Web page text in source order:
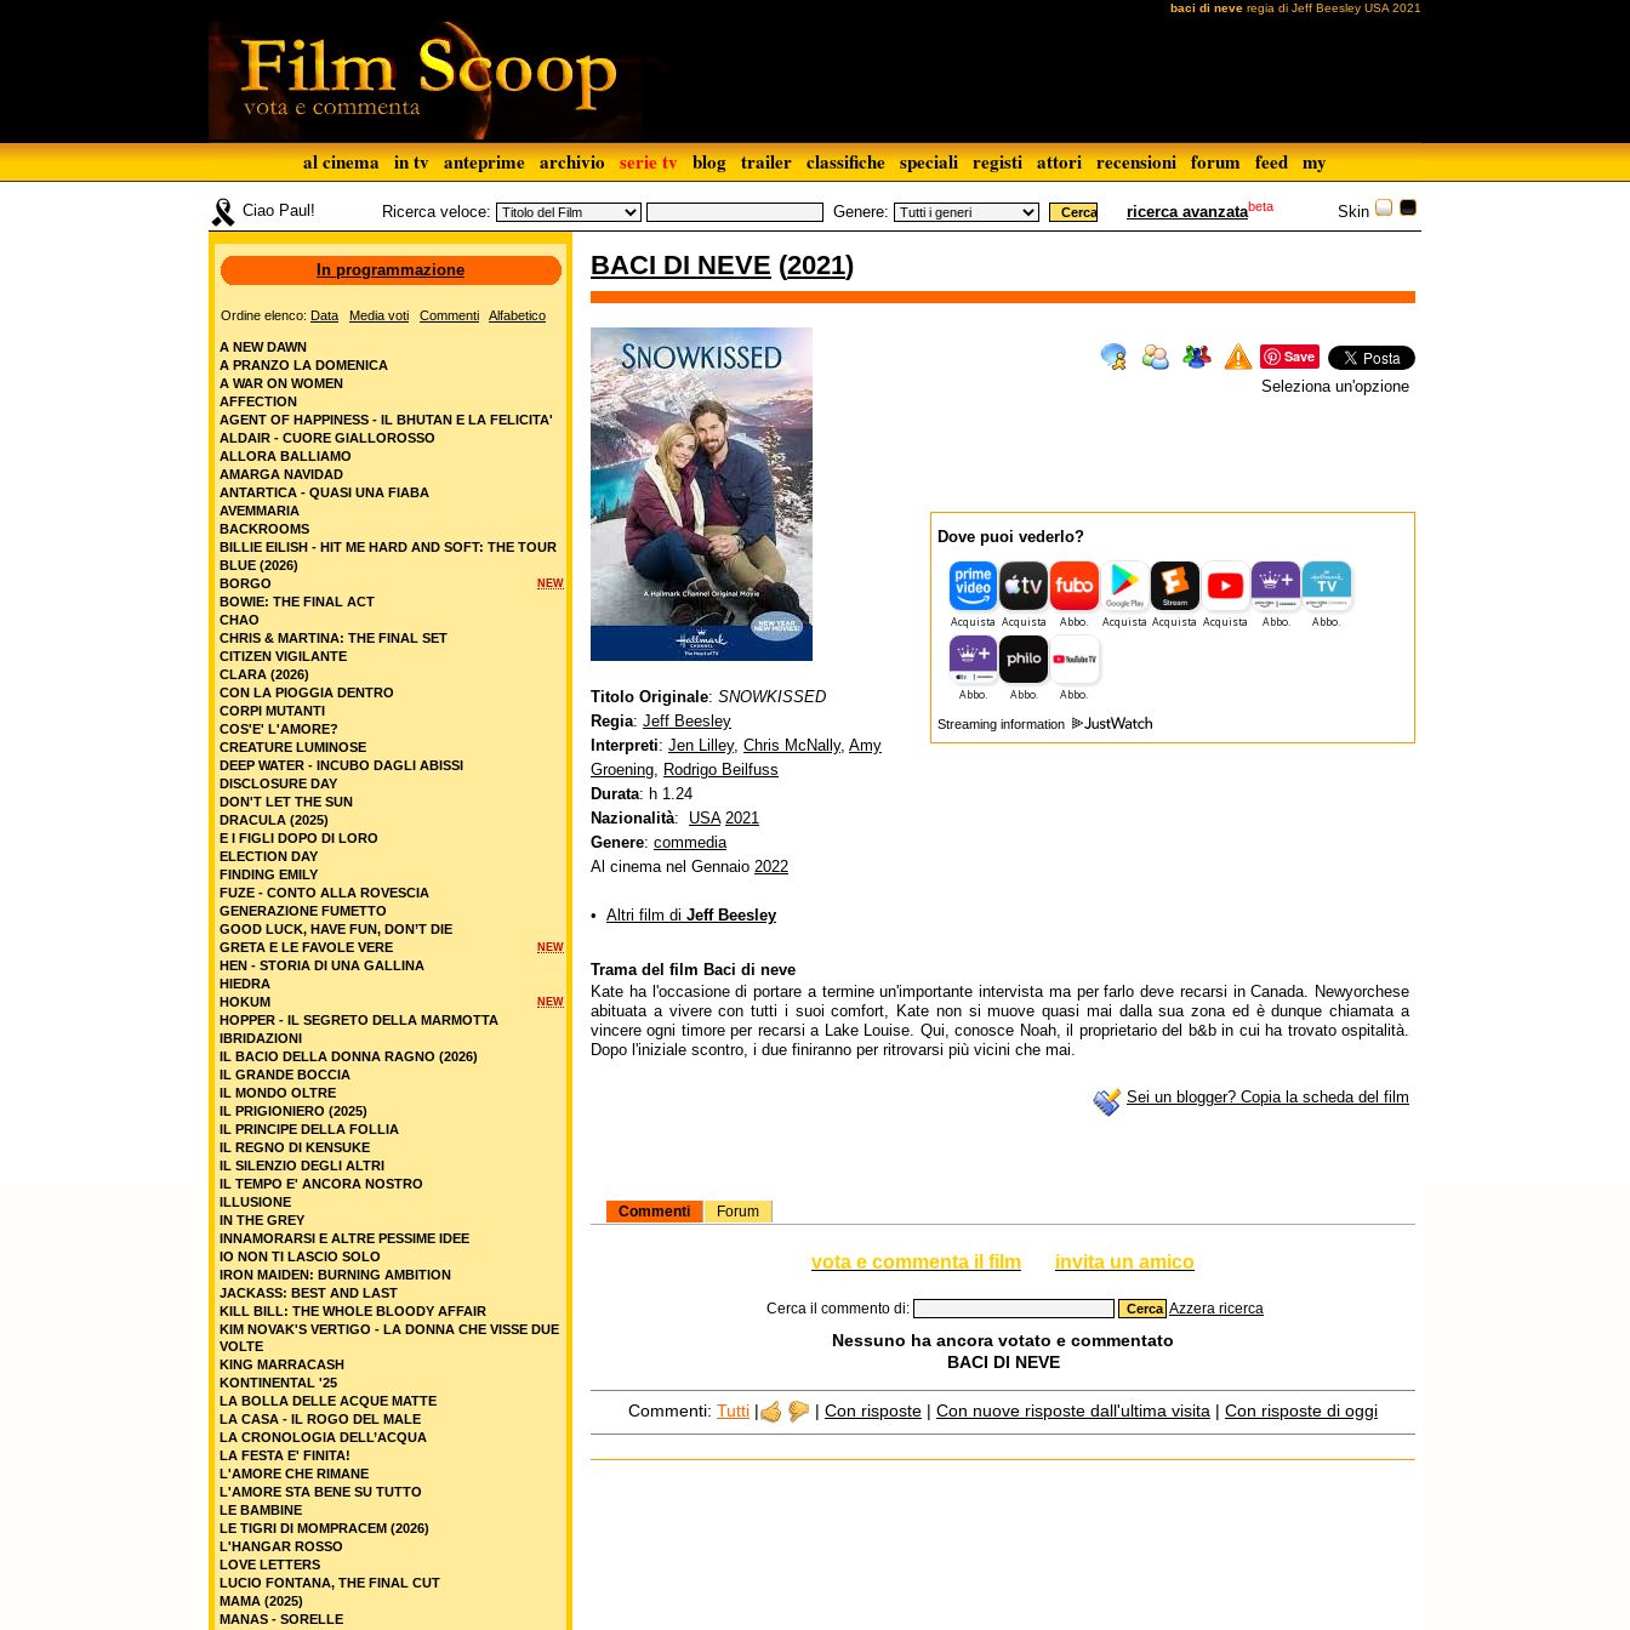
baci di neve regia di Jeff Beesley USA 2021
al cinema in tv anteprime archivio serie tv blog trailer classifiche speciali registi attori recensioni forum feed my
Skin
Ciao Paul! Ricerca veloce: Genere: ricerca avanzatabeta
BACI DI NEVE (2021)
Save
Seleziona un'opzione
Dove puoi vederlo?
Streaming information
Titolo Originale: SNOWKISSED
Regia: Jeff Beesley
Interpreti: Jen Lilley, Chris McNally, Amy
Groening, Rodrigo Beilfuss
Durata: h 1.24
Nazionalità: USA 2021
Genere: commedia
Al cinema nel Gennaio 2022
• Altri film di Jeff Beesley
Trama del film Baci di neve
Kate ha l'occasione di portare a termine un'importante intervista ma per farlo deve recarsi in Canada. Newyorchese
abituata a vivere con tutti i suoi comfort, Kate non si muove quasi mai dalla sua zona ed è dunque chiamata a
vincere ogni timore per recarsi a Lake Louise. Qui, conosce Noah, il proprietario del b&b in cui ha trovato ospitalità.
Dopo l'iniziale scontro, i due finiranno per ritrovarsi più vicini che mai.
Sei un blogger? Copia la scheda del film
Commenti Forum
vota e commenta il film invita un amico
Cerca il commento di: Azzera ricerca
Nessuno ha ancora votato e commentato
BACI DI NEVE
Commenti: Tutti | | Con risposte | Con nuove risposte dall'ultima visita | Con risposte di oggi
In programmazione
Ordine elenco: Data Media voti Commenti Alfabetico
A NEW DAWN
A PRANZO LA DOMENICA
A WAR ON WOMEN
AFFECTION
AGENT OF HAPPINESS - IL BHUTAN E LA FELICITA'
ALDAIR - CUORE GIALLOROSSO
ALLORA BALLIAMO
AMARGA NAVIDAD
ANTARTICA - QUASI UNA FIABA
AVEMMARIA
BACKROOMS
BILLIE EILISH - HIT ME HARD AND SOFT: THE TOUR
BLUE (2026)
NEW
BORGO
BOWIE: THE FINAL ACT
CHAO
CHRIS & MARTINA: THE FINAL SET
CITIZEN VIGILANTE
CLARA (2026)
CON LA PIOGGIA DENTRO
CORPI MUTANTI
COS'E' L'AMORE?
CREATURE LUMINOSE
DEEP WATER - INCUBO DAGLI ABISSI
DISCLOSURE DAY
DON'T LET THE SUN
DRACULA (2025)
E I FIGLI DOPO DI LORO
ELECTION DAY
FINDING EMILY
FUZE - CONTO ALLA ROVESCIA
GENERAZIONE FUMETTO
GOOD LUCK, HAVE FUN, DON’T DIE
NEW
GRETA E LE FAVOLE VERE
HEN - STORIA DI UNA GALLINA
HIEDRA
NEW
HOKUM
HOPPER - IL SEGRETO DELLA MARMOTTA
IBRIDAZIONI
IL BACIO DELLA DONNA RAGNO (2026)
IL GRANDE BOCCIA
IL MONDO OLTRE
IL PRIGIONIERO (2025)
IL PRINCIPE DELLA FOLLIA
IL REGNO DI KENSUKE
IL SILENZIO DEGLI ALTRI
IL TEMPO E' ANCORA NOSTRO
ILLUSIONE
IN THE GREY
INNAMORARSI E ALTRE PESSIME IDEE
IO NON TI LASCIO SOLO
IRON MAIDEN: BURNING AMBITION
JACKASS: BEST AND LAST
KILL BILL: THE WHOLE BLOODY AFFAIR
KIM NOVAK'S VERTIGO - LA DONNA CHE VISSE DUE
VOLTE
KING MARRACASH
KONTINENTAL '25
LA BOLLA DELLE ACQUE MATTE
LA CASA - IL ROGO DEL MALE
LA CRONOLOGIA DELL’ACQUA
LA FESTA E' FINITA!
L'AMORE CHE RIMANE
L'AMORE STA BENE SU TUTTO
LE BAMBINE
LE TIGRI DI MOMPRACEM (2026)
L'HANGAR ROSSO
LOVE LETTERS
LUCIO FONTANA, THE FINAL CUT
MAMA (2025)
MANAS - SORELLE